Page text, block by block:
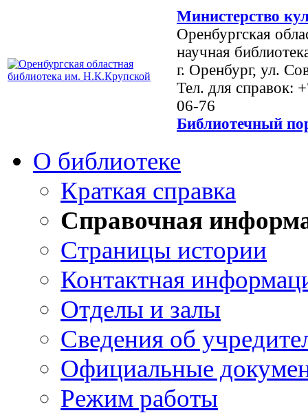
Министерство
Оренбургская
научная
г. Оренбург, ул.
Тел. для справок:
06-76
Библиотечный
О библиотеке
Краткая справка
Справочная
Страницы истории
Контактная
Отделы и залы
Сведения об
Официальные
Режим работы